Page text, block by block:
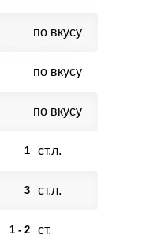
по вкусу
по вкусу
по вкусу
1 ст.л.
3 ст.л.
1 - 2 ст.